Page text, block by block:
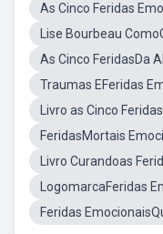
As Cinco Feridas
Lise Bourbeau
As Cinco FeridasDa
Traumas EFeridas
Livro as Cinco
FeridasMortais
Livro Curandoas
LogomarcaFeridas
Feridas